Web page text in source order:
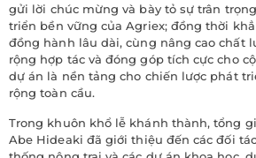
gửi lời chúc mừng và bày tỏ sự trân
triển bền vững của Agriex; đồng thời
đồng hành lâu dài, cùng nâng cao chất
rộng hợp tác và đóng góp tích cực cho
dự án là nền tảng cho chiến lược phát
rộng toàn cầu.
Trong khuôn khổ lễ khánh thành, tổng
Abe Hideaki đã giới thiệu đến các đối